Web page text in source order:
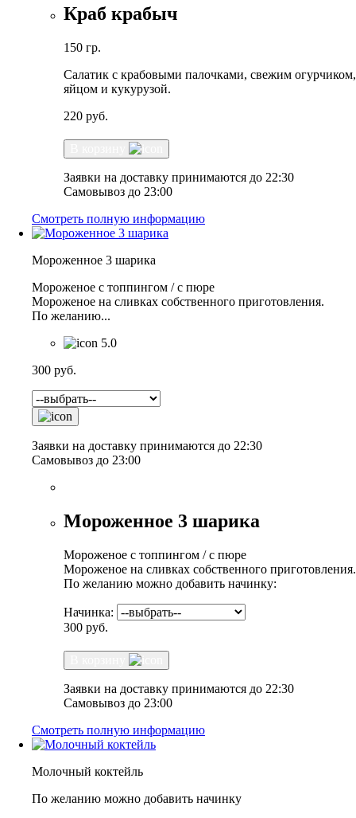
Краб крабыч
150 гр.
Салатик с крабовыми палочками, свежим огурчиком,
яйцом и кукурузой.
220 руб.
Заявки на доставку принимаются до 22:30
Самовывоз до 23:00
Смотреть полную информацию
Мороженное 3 шарика
Мороженое с топпингом / с пюре
Мороженое на сливках собственного приготовления.
По желанию...
5.0
300 руб.
Заявки на доставку принимаются до 22:30
Самовывоз до 23:00
Мороженное 3 шарика
Мороженое с топпингом / с пюре
Мороженое на сливках собственного приготовления.
По желанию можно добавить начинку:
Начинка:
300 руб.
Заявки на доставку принимаются до 22:30
Самовывоз до 23:00
Смотреть полную информацию
Молочный коктейль
По желанию можно добавить начинку